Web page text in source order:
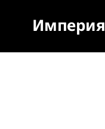
Империя